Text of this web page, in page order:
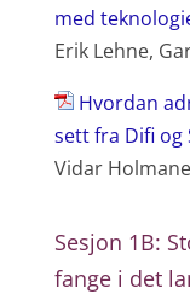
med
Erik Lehne,
Hvordan
sett fra Difi og
Vidar
Sesjon 1B:
fange i det